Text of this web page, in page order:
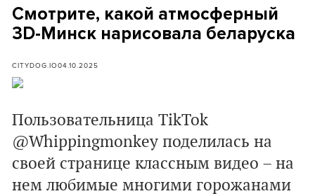
Смотрите, какой атмосферный
3D-Минск нарисовала беларуска
CITYDOG.IO04.10.2025
Пользовательница TikTok
@Whippingmonkey поделилась на
своей странице классным видео – на
нем любимые многими горожанами